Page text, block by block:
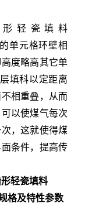
轻瓷填料
单元格环壁相
度略高其它单
填科以定距离
相重叠，从而
以使煤气每次
，这就使得煤
条件，提高传
轻瓷填料
格及特性参数